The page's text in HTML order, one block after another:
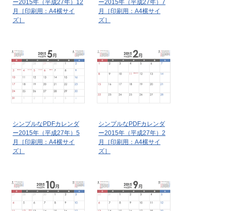
ー2015年（平成27年）12
月［印刷用：A4横サイ
ズ］
ー2015年（平成27年）7
月［印刷用：A4横サイ
ズ］
シンプルなPDFカレンダ
ー2015年（平成27年）5
月［印刷用：A4横サイ
ズ］
シンプルなPDFカレンダ
ー2015年（平成27年）2
月［印刷用：A4横サイ
ズ］